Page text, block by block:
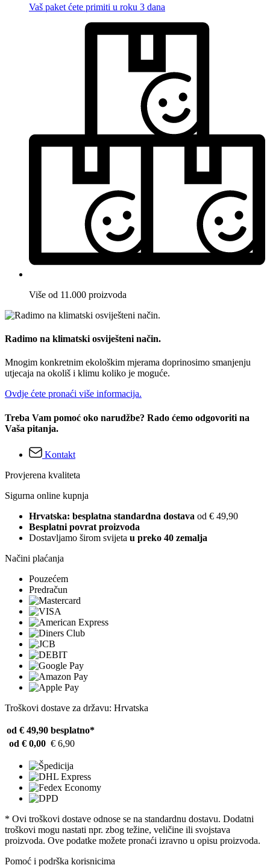
Vaš paket ćete primiti u roku 3 dana
Više od 11.000 proizvoda
Radimo na klimatski osviješteni način.
Mnogim konkretnim ekološkim mjerama doprinosimo smanjenju
utjecaja na okoliš i klimu koliko je moguće.
Ovdje ćete pronaći više informacija.
Treba Vam pomoć oko narudžbe? Rado ćemo odgovoriti na
Vaša pitanja.
Kontakt
Provjerena kvaliteta
Sigurna online kupnja
Hrvatska: besplatna standardna dostava od € 49,90
Besplatni povrat proizvoda
Dostavljamo širom svijeta u preko 40 zemalja
Načini plaćanja
Pouzećem
Predračun
Troškovi dostave za državu: Hrvatska
od € 49,90 besplatno*
od € 0,00 € 6,90
* Ovi troškovi dostave odnose se na standardnu ​​dostavu. Dodatni
troškovi mogu nastati npr. zbog težine, veličine ili svojstava
proizvoda. Ove podatke možete pronaći izravno u opisu proizvoda.
Pomoć i podrška korisnicima